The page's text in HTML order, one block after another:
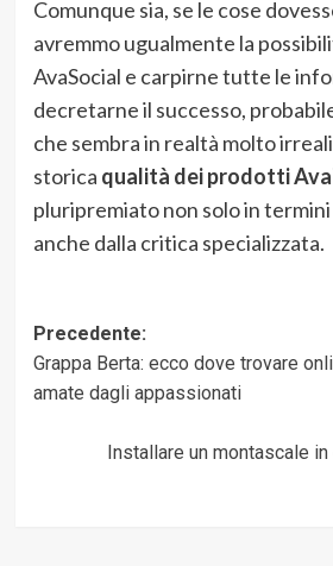
Comunque sia, se le cose
avremmo ugualmente la
AvaSocial e carpirne tutte le
decretarne il successo,
che sembra in realtà molto
storica qualità dei prodotti
pluripremiato non solo in termini
anche dalla critica specializzata.
Navigazione
articolo
Precedente:
Grappa Berta: ecco dove trovare
amate dagli appassionati
Installare un montascale